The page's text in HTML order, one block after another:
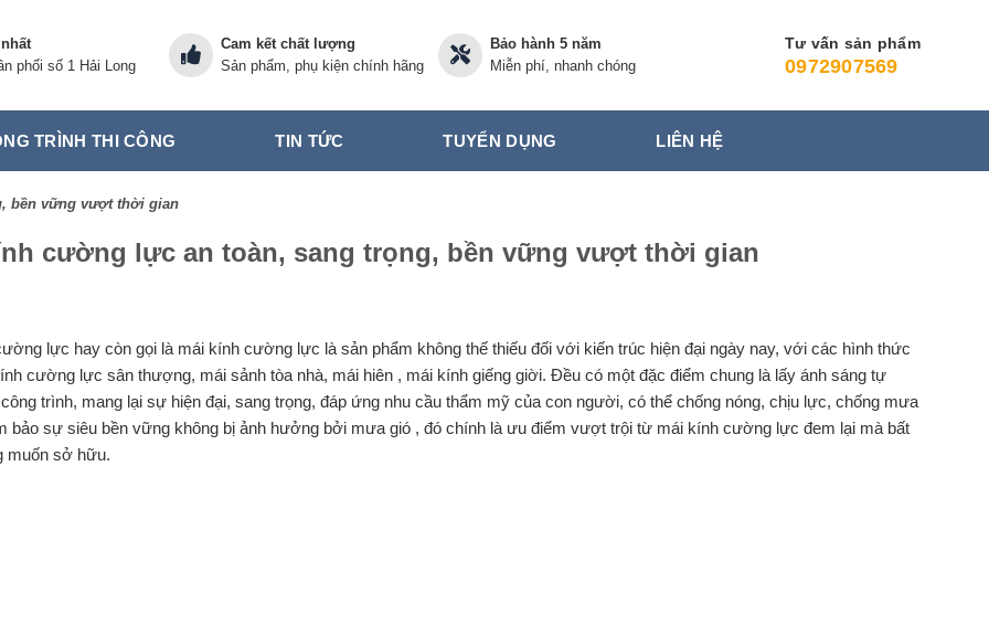
phối số 1 Hải Long
Cam kết chất lượng
Sản phẩm, phụ kiện chính hãng
Bảo hành 5 năm
Miễn phí, nhanh chóng
Tư vấn sản phẩm
0972907569
TRÌNH THI CÔNG TIN TỨC TUYỂN DỤNG LIÊN HỆ
bền vững vượt thời gian
cường lực an toàn, sang trọng, bền vững vượt thời gian
lực hay còn gọi là mái kính cường lực là sản phẩm không thế thiếu đối với kiến trúc hiện đại ngày nay, với các hình thức
cường lực sân thượng, mái sảnh tòa nhà, mái hiên , mái kính giếng giời. Đều có một đặc điểm chung là lấy ánh sáng tự
trình, mang lại sự hiện đại, sang trọng, đáp ứng nhu cầu thẩm mỹ của con người, có thể chống nóng, chịu lực, chống mưa
bảo sự siêu bền vững không bị ảnh hưởng bởi mưa gió , đó chính là ưu điểm vượt trội từ mái kính cường lực đem lại mà bất
muốn sở hữu.